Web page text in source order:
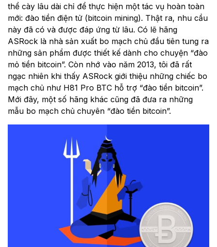
thể cày lâu dài chỉ để thực hiện một tác vụ hoàn toàn
mới: đào tiền điện tử (bitcoin mining). Thật ra, nhu cầu
này đã có và được đáp ứng từ lâu. Có lẽ hãng
ASRock là nhà sản xuất bo mạch chủ đầu tiên tung ra
những sản phẩm được thiết kế dành cho chuyện “đào
mỏ tiền bitcoin”. Còn nhớ vào năm 2013, tôi đã rất
ngạc nhiên khi thấy ASRock giới thiệu những chiếc bo
mạch chủ như H81 Pro BTC hỗ trợ “đào tiền bitcoin”.
Mới đây, một số hãng khác cũng đã đưa ra những
mẫu bo mạch chủ chuyên “đào tiền bitcoin”.